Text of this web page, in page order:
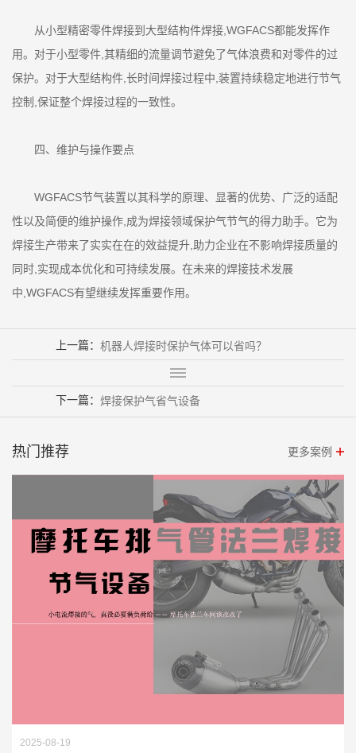
从小型精密零件焊接到大型结构件焊接,WGFACS都能发挥作
用。对于小型零件,其精细的流量调节避免了气体浪费和对零件的过
保护。对于大型结构件,长时间焊接过程中,装置持续稳定地进行节气
控制,保证整个焊接过程的一致性。
四、维护与操作要点
WGFACS节气装置以其科学的原理、显著的优势、广泛的适配
性以及简便的维护操作,成为焊接领域保护气节气的得力助手。它为
焊接生产带来了实实在在的效益提升,助力企业在不影响焊接质量的
同时,实现成本优化和可持续发展。在未来的焊接技术发展
中,WGFACS有望继续发挥重要作用。
上一篇： 机器人焊接时保护气体可以省吗？
下一篇： 焊接保护气省气设备
热门推荐 更多案例
2025-08-19